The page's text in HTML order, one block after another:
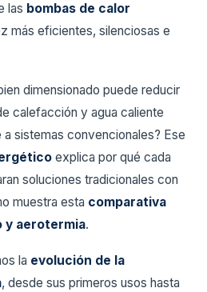
las bombas de calor
más eficientes, silenciosas e
dimensionado puede reducir
calefacción y agua caliente
a sistemas convencionales? Ese
explica por qué cada
soluciones tradicionales con
muestra esta comparativa
aerotermia.
la evolución de la
, desde sus primeros usos hasta